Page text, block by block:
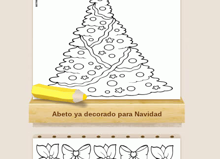
Abeto ya decorado para Navidad